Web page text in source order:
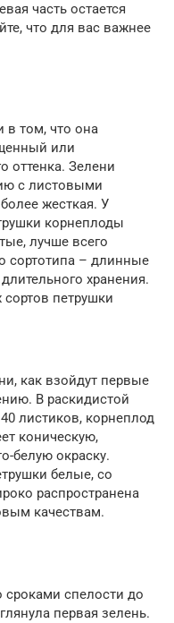
часть остается
что для вас важнее
в том, что она
или
оттенка. Зелени
с листовыми
жесткая. У
корнеплоды
лучше всего
сортотипа – длинные
хранения.
петрушки
как взойдут первые
В раскидистой
листиков, корнеплод
коническую,
белую окраску.
белые, со
распространена
качествам.
спелости до
первая зелень.